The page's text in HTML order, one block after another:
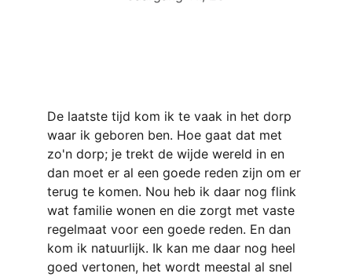
De laatste tijd kom ik te vaak in het dorp
waar ik geboren ben. Hoe gaat dat met
zo'n dorp; je trekt de wijde wereld in en
dan moet er al een goede reden zijn om er
terug te komen. Nou heb ik daar nog flink
wat familie wonen en die zorgt met vaste
regelmaat voor een goede reden. En dan
kom ik natuurlijk. Ik kan me daar nog heel
goed vertonen, het wordt meestal al snel